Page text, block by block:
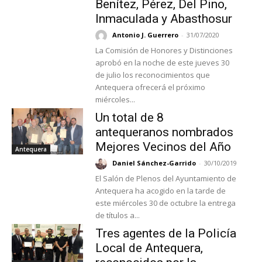
Benítez, Pérez, Del Pino,
Inmaculada y Abasthosur
Antonio J. Guerrero - 31/07/2020
La Comisión de Honores y Distinciones
aprobó en la noche de este jueves 30
de julio los reconocimientos que
Antequera ofrecerá el próximo
miércoles...
Antequera
Un total de 8
antequeranos nombrados
Mejores Vecinos del Año
Daniel Sánchez-Garrido - 30/10/2019
El Salón de Plenos del Ayuntamiento de
Antequera ha acogido en la tarde de
este miércoles 30 de octubre la entrega
de títulos a...
Tres agentes de la Policía
Local de Antequera,